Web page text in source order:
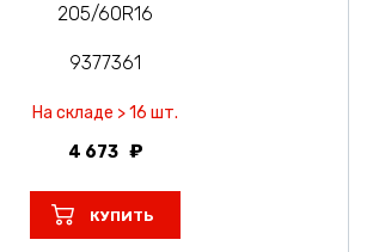
205/60R16
9377361
На складе > 16 шт.
4 673
КУПИТЬ